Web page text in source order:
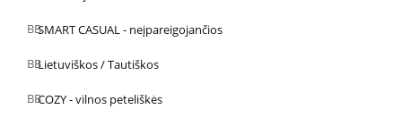
SMART CASUAL - neįpareigojančios
Lietuviškos / Tautiškos
COZY - vilnos peteliškės